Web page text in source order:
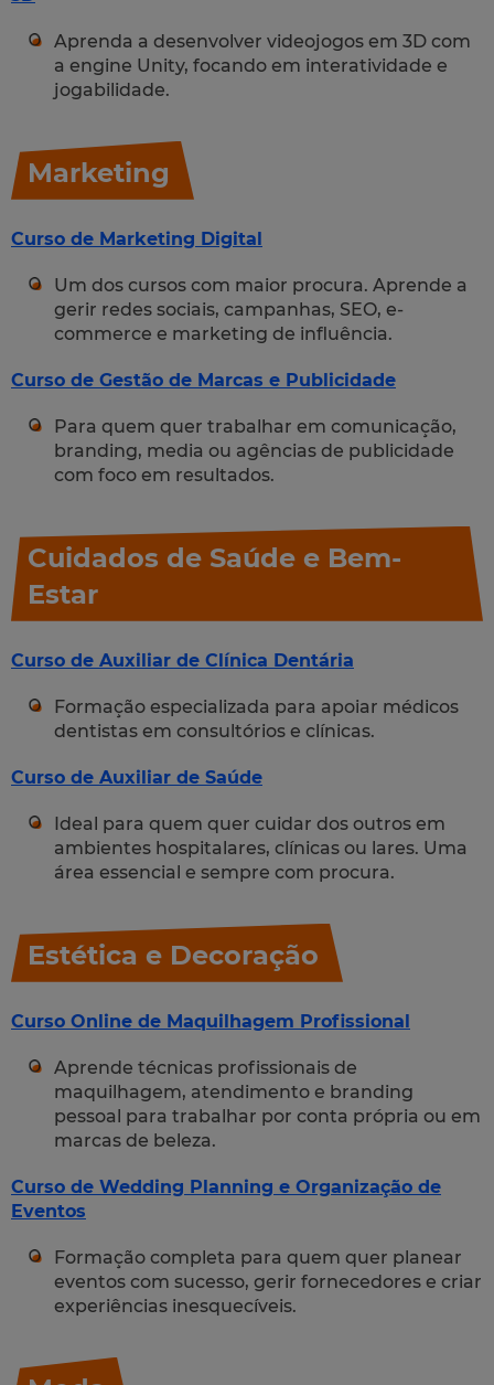
Aprenda a desenvolver videojogos em 3D com
a engine Unity, focando em interatividade e
jogabilidade.
Marketing
Curso de Marketing Digital
Um dos cursos com maior procura. Aprende a
gerir redes sociais, campanhas, SEO, e-
commerce e marketing de influência.
Curso de Gestão de Marcas e Publicidade
Para quem quer trabalhar em comunicação,
branding, media ou agências de publicidade
com foco em resultados.
Cuidados de Saúde e Bem-
Estar
Curso de Auxiliar de Clínica Dentária
Formação especializada para apoiar médicos
dentistas em consultórios e clínicas.
Curso de Auxiliar de Saúde
Ideal para quem quer cuidar dos outros em
ambientes hospitalares, clínicas ou lares. Uma
área essencial e sempre com procura.
Estética e Decoração
Curso Online de Maquilhagem Profissional
Aprende técnicas profissionais de
maquilhagem, atendimento e branding
pessoal para trabalhar por conta própria ou em
marcas de beleza.
Curso de Wedding Planning e Organização de
Eventos
Formação completa para quem quer planear
eventos com sucesso, gerir fornecedores e criar
experiências inesquecíveis.